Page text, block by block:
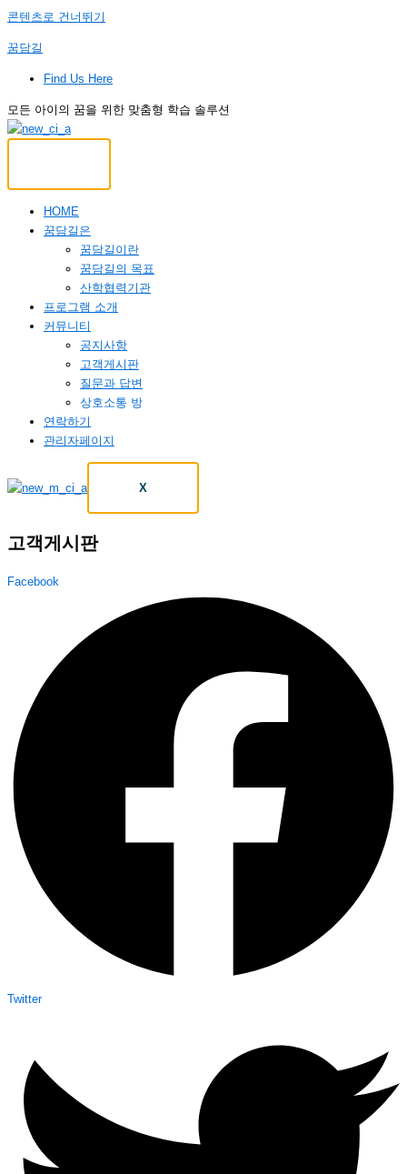
콘텐츠로 건너뛰기
꿈담길
Find Us Here
모든 아이의 꿈을 위한 맞춤형 학습 솔루션
HOME
꿈담길은
꿈담길이란
꿈담길의 목표
산학협력기관
프로그램 소개
커뮤니티
공지사항
고객게시판
질문과 답변
상호소통 방
연락하기
관리자페이지
X
고객게시판
Facebook
Twitter